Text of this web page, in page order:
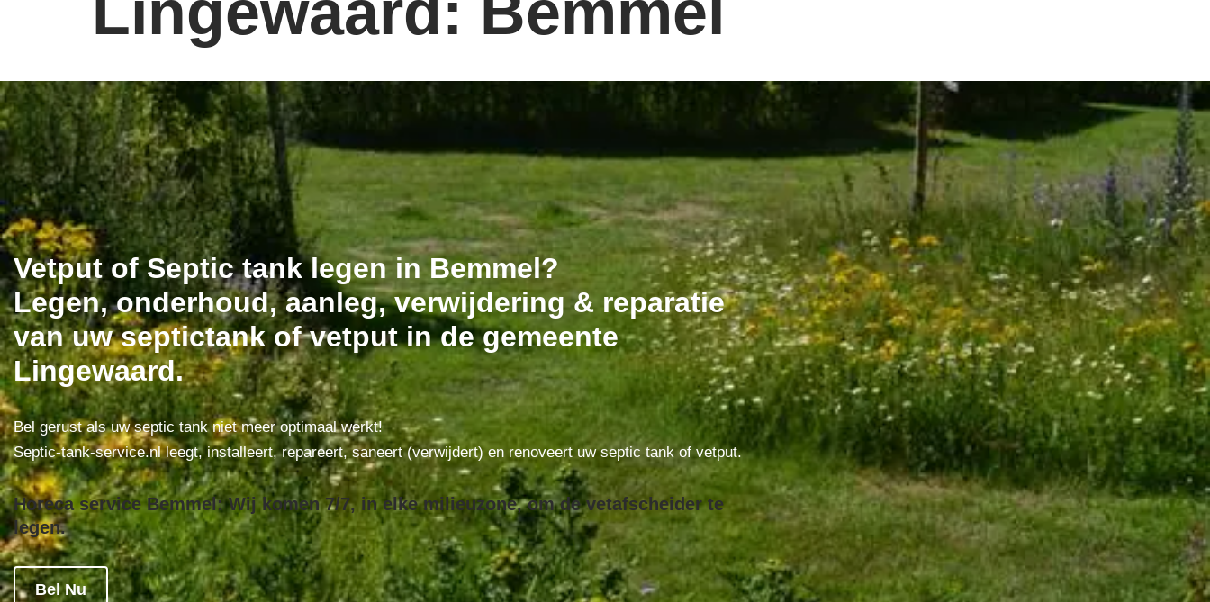
Vetput of Septic tank legen in Bemmel?
Legen, onderhoud, aanleg, verwijdering & reparatie
van uw septictank of vetput in de gemeente
Lingewaard.
Bel gerust als uw septic tank niet meer optimaal werkt!
Septic-tank-service.nl leegt, installeert, repareert, saneert (verwijdert) en renoveert uw septic tank of vetput.
Horeca service Bemmel: Wij komen 7/7, in elke milieuzone, om de vetafscheider te
legen.
Bel Nu